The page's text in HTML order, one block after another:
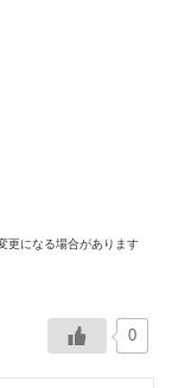
更になる場合があります
0